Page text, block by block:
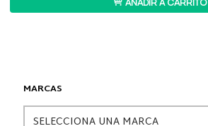
MARCAS